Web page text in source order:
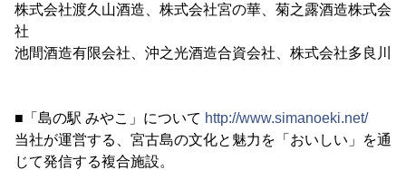
株式会社渡久山酒造、株式会社宮の華、菊之露酒造株式会
社
池間酒造有限会社、沖之光酒造合資会社、株式会社多良川
■「島の駅 みやこ」について http://www.simanoeki.net/
当社が運営する、宮古島の文化と魅力を「おいしい」を通
じて発信する複合施設。